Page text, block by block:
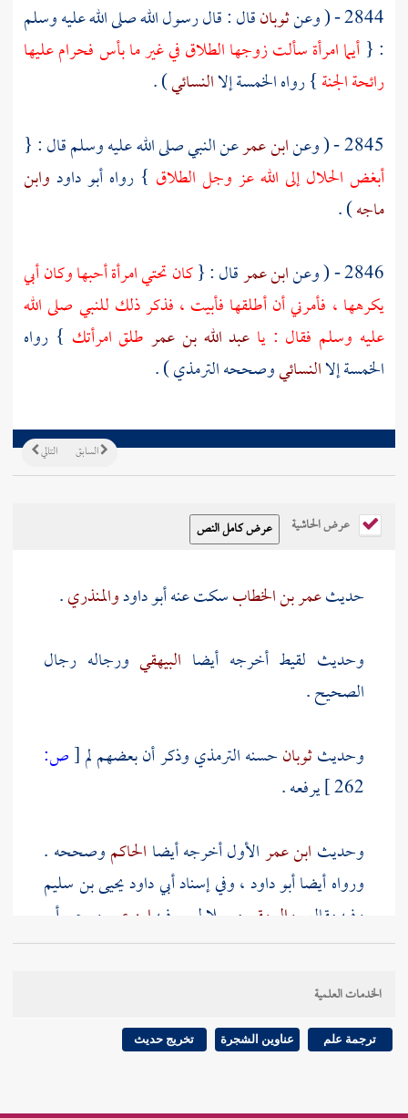
2844 - ( وعن
ثوبانقال : قال رسول الله صلى الله عليه وسلم
: { أيما امرأة سألت زوجها الطلاق في غير ما بأس فحرام عليها
رائحة الجنة} رواه الخمسة إلاالنسائي) .
2845 - ( وعن
ابن عمرعن النبي صلى الله عليه وسلم قال : {
أبغض الحلال إلى الله عز وجل الطلاق } رواه أبو داود وابن
ماجه) .
2846 - ( وعن
ابن عمرقال : {كان تحتي امرأة أحبها وكان أبي
يكرهها ، فأمرني أن أطلقها فأبيت ، فذكر ذلك للنبي صلى الله
عليه وسلم فقال : يا عبد الله بن عمر طلق امرأتك } رواه
الخمسة إلاالنسائيوصححهالترمذي) .
التالي السابق
عرض الحاشية
حديثعمر بن الخطابسكت عنهأبو داودوالمنذري.
وحديث لقيطأخرجه أيضا البيهقي ورجاله رجال
الصحيح .
وحديثثوبانحسنهالترمذيوذكر أن بعضهم لم[ص:
262 ] يرفعه .
وحديث ابن عمرالأول أخرجه أيضا الحاكموصححه .
ورواه أيضاأبو داود، وفي إسنادأبي داوديحيى بن سليم
وفيه مقال . والبيهقي مرسلا ليس فيهابن عمر ورجح أبو
حاتموالدارقطنيوالبيهقيالمرسل ، وفي إسنادهعبيد الله
بن الوصافي
واصل. ورواه
الله شيئا أبغض إليه من الطلاق} قال الحافظ : وإسناده
الخدمات العلمية
ترجمة علم عناوين الشجرة تخريج حديث